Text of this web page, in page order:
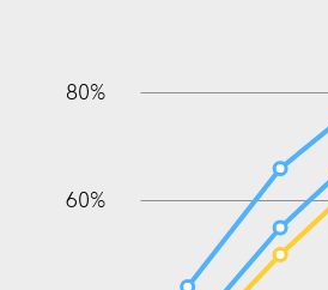
80%
60%